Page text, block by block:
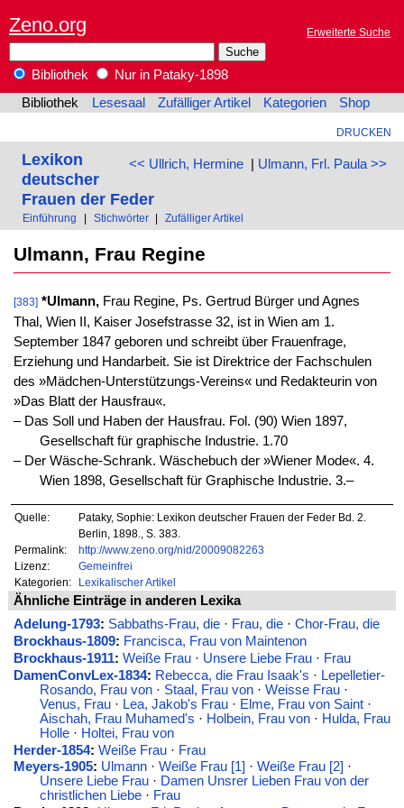
Zeno.org Erweiterte Suche
Bibliothek
Nur in Pataky-1898
Bibliothek
Lesesaal Zufälliger Artikel Kategorien Shop
DRUCKEN
<< Ullrich, Hermine| Ulmann, Frl. Paula >>
Lexikon
deutscher
Frauen der Feder
Einführung Stichwörter Zufälliger Artikel
Ulmann, Frau Regine
[383] *Ulmann,Frau Regine, Ps. Gertrud Bürger und Agnes
Thal, Wien II, Kaiser Josefstrasse 32, ist in Wien am 1.
September 1847 geboren und schreibt über Frauenfrage,
Erziehung und Handarbeit. Sie ist Direktrice der Fachschulen
des »Mädchen-Unterstützungs-Vereins« und Redakteurin von
»Das Blatt der Hausfrau«.
‒ Das Soll und Haben der Hausfrau. Fol. (90) Wien 1897,
Gesellschaft für graphische Industrie. 1.70
‒ Der Wäsche-Schrank. Wäschebuch der »Wiener Mode«. 4.
Wien 1898, Gesellschaft für Graphische Industrie. 3.–
Quelle:
Pataky, Sophie: Lexikon deutscher Frauen der Feder Bd. 2.
Berlin, 1898., S. 383.
Permalink:
http://www.zeno.org/nid/20009082263
Lizenz:
Gemeinfrei
Kategorien:
Lexikalischer Artikel
Ähnliche Einträge in anderen Lexika
Adelung-1793: Sabbaths-Frau, die· Frau, die· Chor-Frau, die
Brockhaus-1809: Francisca, Frau von Maintenon
Brockhaus-1911: Weiße Frau· Unsere Liebe Frau· Frau
DamenConvLex-1834: Rebecca, die Frau Isaak's · Lepelletier-
Rosando, Frau von· Staal, Frau von· Weisse Frau·
Venus, Frau· Lea, Jakob's Frau· Elme, Frau von Saint·
Aischah, Frau Muhamed's · Holbein, Frau von· Hulda, Frau
Holle· Holtei, Frau von
Herder-1854: Weiße Frau· Frau
Meyers-1905: Ulmann· Weiße Frau [1] · Weiße Frau [2] ·
Unsere Liebe Frau· Damen Unsrer Lieben Frau von der
christlichen Liebe· Frau